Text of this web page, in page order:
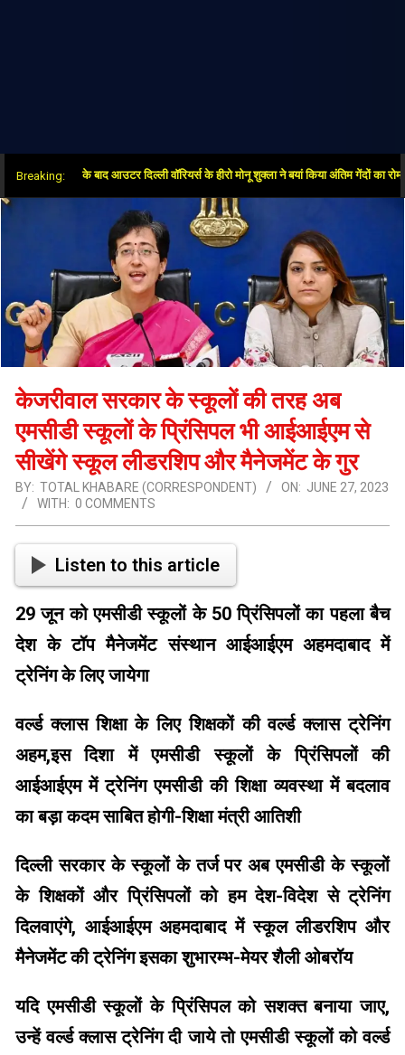
Breaking:
जीत के बाद आउटर दिल्ली वॉरियर्स के हीरो मोनू शुक्ला ने बयां किया अंतिम गेंदों का रोमांच
केजरीवाल सरकार के स्कूलों की तरह अब
एमसीडी स्कूलों के प्रिंसिपल भी आईआईएम से
सीखेंगे स्कूल लीडरशिप और मैनेजमेंट के गुर
BY: TOTAL KHABARE (CORRESPONDENT) ON: JUNE 27, 2023
WITH: 0 COMMENTS
Listen to this article
29 जून को एमसीडी स्कूलों के 50 प्रिंसिपलों का पहला बैच
देश के टॉप मैनेजमेंट संस्थान आईआईएम अहमदाबाद में
ट्रेनिंग के लिए जायेगा
वर्ल्ड क्लास शिक्षा के लिए शिक्षकों की वर्ल्ड क्लास ट्रेनिंग
अहम,इस दिशा में एमसीडी स्कूलों के प्रिंसिपलों की
आईआईएम में ट्रेनिंग एमसीडी की शिक्षा व्यवस्था में बदलाव
का बड़ा कदम साबित होगी-शिक्षा मंत्री आतिशी
दिल्ली सरकार के स्कूलों के तर्ज पर अब एमसीडी के स्कूलों
के शिक्षकों और प्रिंसिपलों को हम देश-विदेश से ट्रेनिंग
दिलवाएंगे, आईआईएम अहमदाबाद में स्कूल लीडरशिप और
मैनेजमेंट की ट्रेनिंग इसका शुभारम्भ-मेयर शैली ओबरॉय
यदि एमसीडी स्कूलों के प्रिंसिपल को सशक्त बनाया जाए,
उन्हें वर्ल्ड क्लास ट्रेनिंग दी जाये तो एमसीडी स्कूलों को वर्ल्ड